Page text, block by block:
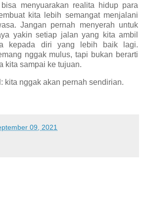
menyuarakan realita hidup para
kita lebih semangat menjalani
Jangan pernah menyerah untuk
yakin setiap jalan yang kita ambil
kepada diri yang lebih baik lagi.
nggak mulus, tapi bukan berarti
kita sampai ke tujuan.
kita nggak akan pernah sendirian.
09, 2021